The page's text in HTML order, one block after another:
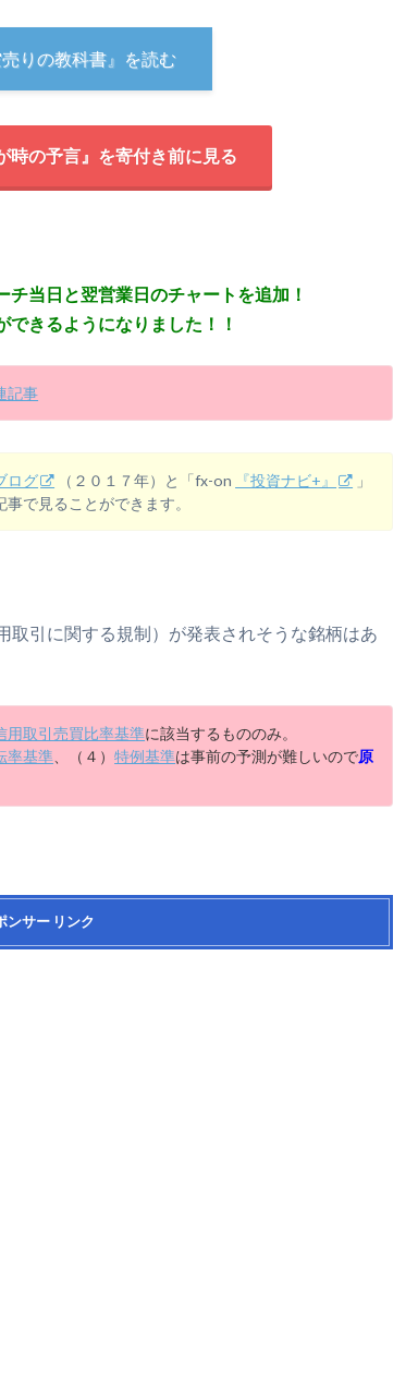
りの教科書』を読む
時の予言』を寄付き前に見る
当日と翌営業日のチャートを追加！
できるようになりました！！
記事
ログ （２０１７年）と「fx-on 『投資ナビ+』
」
事で見ることができます。
取引に関する規制）が発表されそうな銘柄はあ
用取引売買比率基準に該当するもののみ。
率基準 、（４）特例基準は事前の予測が難しいので原
ンサー リンク